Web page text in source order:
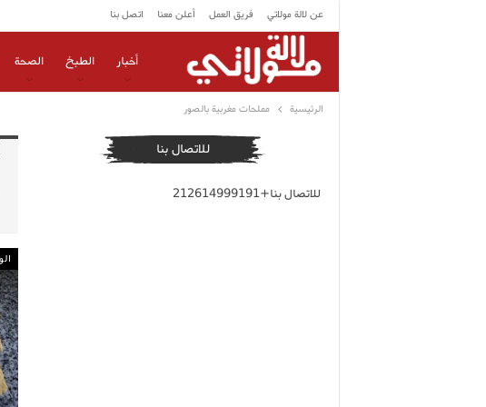
عن لالة مولاتي فريق العمل أعلن معنا اتصل بنا
أخبار الطبخ الصحة
الرئيسية مملحات مغربية بالصور
للاتصال بنا
للاتصال بنا+212614999191